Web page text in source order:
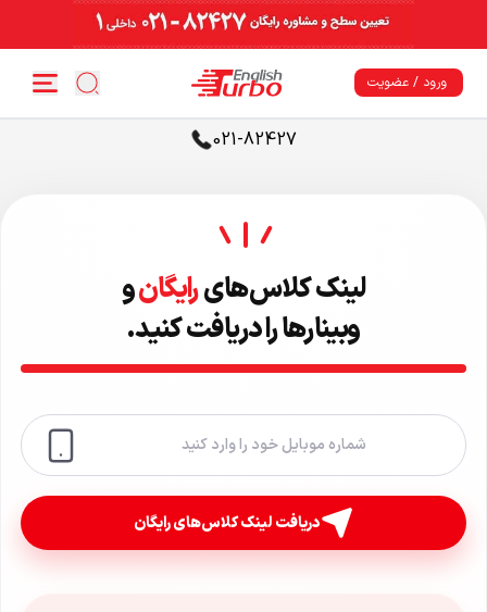
ورود / عضویت
021-82427
لینک کلاس‌هایرایگانو
وبینارها را دریافت کنید.
دریافت لینک کلاس‌های رایگان